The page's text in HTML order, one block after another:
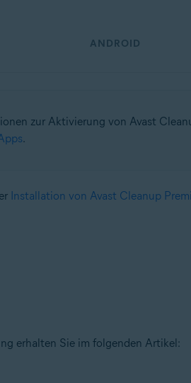
ANDROID
zur Aktivierung von Avast
.
Installation von Avast Cleanup
erhalten Sie im folgenden Artikel: